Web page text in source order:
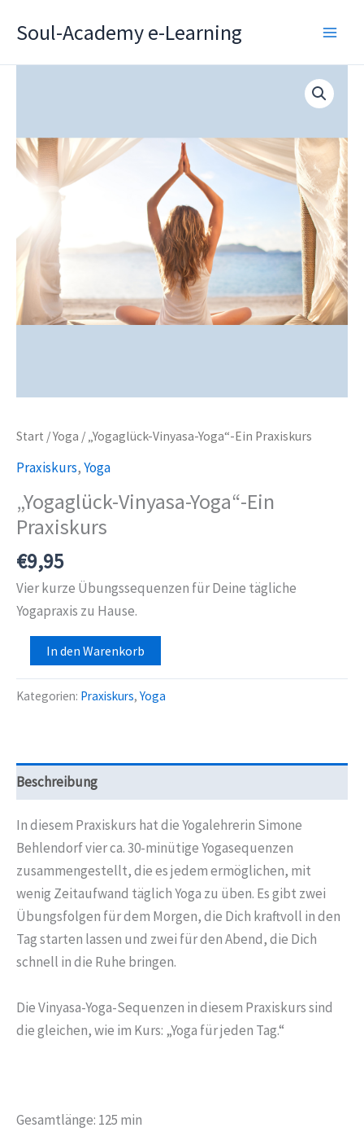
InhaltSoul-Academy e-Learning
Start /Yoga / „Yogaglück-Vinyasa-Yoga“-Ein Praxiskurs
Praxiskurs,Yoga
„Yogaglück-Vinyasa-Yoga“-Ein
Praxiskurs
€9,95
Vier kurze Übungssequenzen für Deine tägliche
Yogapraxis zu Hause.
"Yogaglück-
Vinyasa-
Yoga"-
Menge
In den Warenkorb
Kategorien: Praxiskurs, Yoga
Beschreibung
In diesem Praxiskurs hat die Yogalehrerin Simone
Behlendorf vier ca. 30-minütige Yogasequenzen
zusammengestellt, die es jedem ermöglichen, mit
wenig Zeitaufwand täglich Yoga zu üben. Es gibt zwei
Übungsfolgen für dem Morgen, die Dich kraftvoll in den
Tag starten lassen und zwei für den Abend, die Dich
schnell in die Ruhe bringen.
Die Vinyasa-Yoga-Sequenzen in diesem Praxiskurs sind
die gleichen, wie im Kurs: „Yoga für jeden Tag.“
Gesamtlänge: 125 min